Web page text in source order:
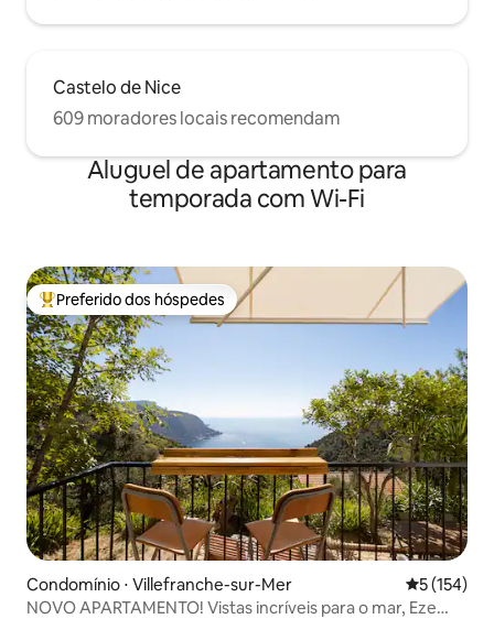
Castelo de Nice
609 moradores locais recomendam
Aluguel de apartamento para
temporada com Wi-Fi
Entre os melhores preferidos dos hóspedes
Preferido dos hóspedes
Condomínio ⋅ Villefranche-sur-Mer 5 de uma
5 (154)
NOVO APARTAMENTO! Vistas incríveis para o mar, Eze